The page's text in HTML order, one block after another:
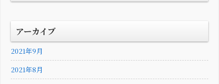
アーカイブ
2021年9月
2021年8月